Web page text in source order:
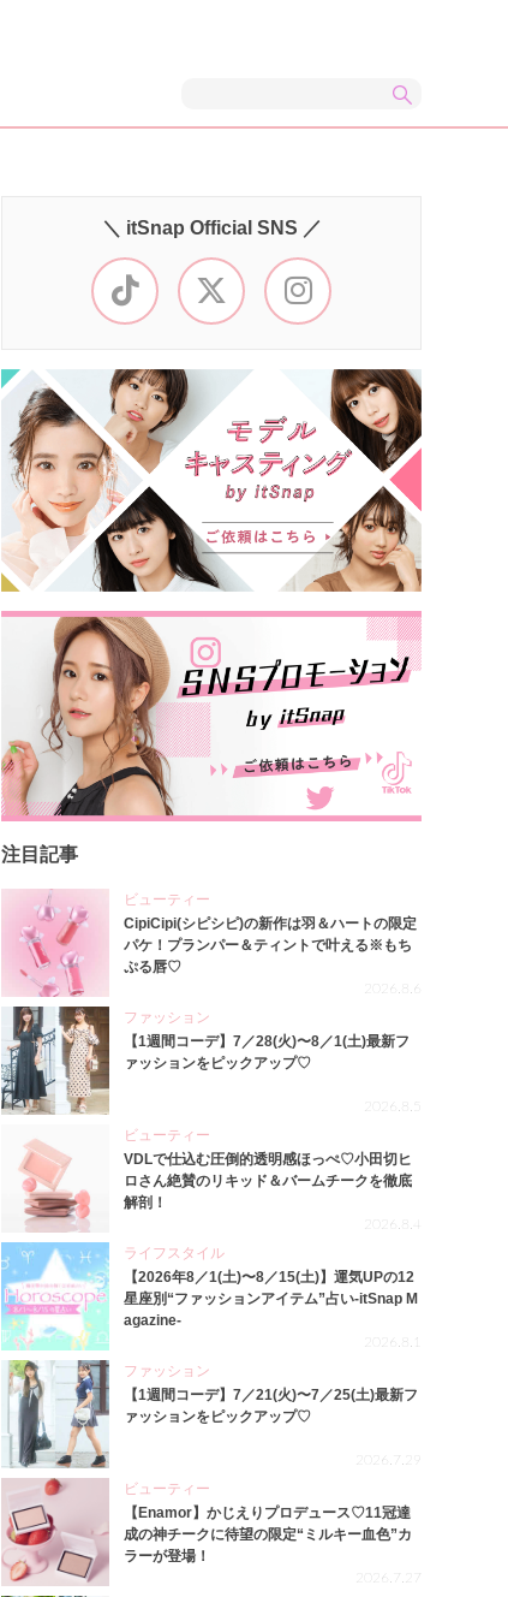
＼ itSnap Official SNS ／
注目記事
ビューティー
CipiCipi(シピシピ)の新作は羽＆ハートの限定
パケ！プランパー＆ティントで叶える※もち
ぷる唇♡
2026.8.6
ファッション
【1週間コーデ】7／28(火)〜8／1(土)最新フ
ァッションをピックアップ♡
2026.8.5
ビューティー
VDLで仕込む圧倒的透明感ほっぺ♡小田切ヒ
ロさん絶賛のリキッド＆バームチークを徹底
解剖！
2026.8.4
ライフスタイル
【2026年8／1(土)〜8／15(土)】運気UPの12
星座別“ファッションアイテム”占い-itSnap M
agazine-
2026.8.1
ファッション
【1週間コーデ】7／21(火)〜7／25(土)最新フ
ァッションをピックアップ♡
2026.7.29
ビューティー
【Enamor】かじえりプロデュース♡11冠達
成の神チークに待望の限定“ミルキー血色”カ
ラーが登場！
2026.7.27